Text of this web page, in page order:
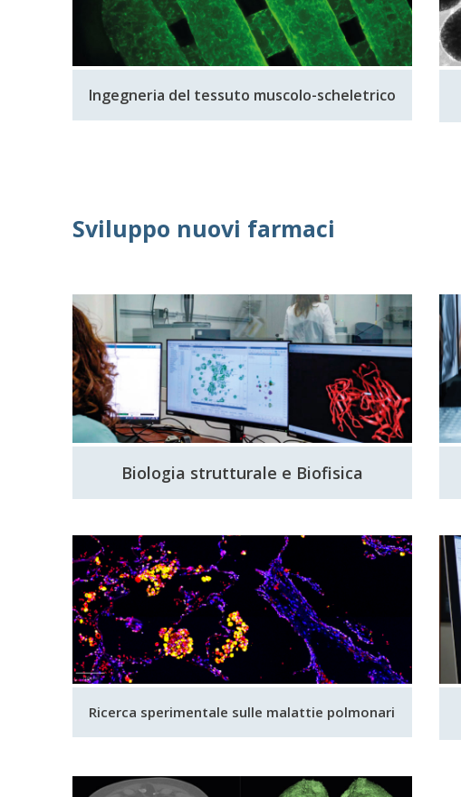
Ingegneria del tessuto muscolo-scheletrico
Sviluppo nuovi farmaci
Biologia strutturale e Biofisica
Ricerca sperimentale sulle malattie polmonari